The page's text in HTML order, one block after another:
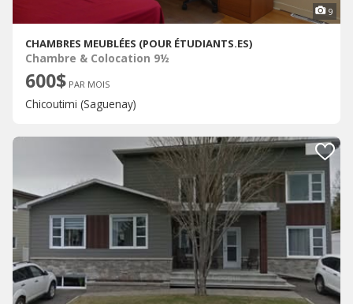
9
CHAMBRES MEUBLÉES (POUR ÉTUDIANTS.ES)
Chambre & Colocation 9½
600$ PAR MOIS
Chicoutimi (Saguenay)